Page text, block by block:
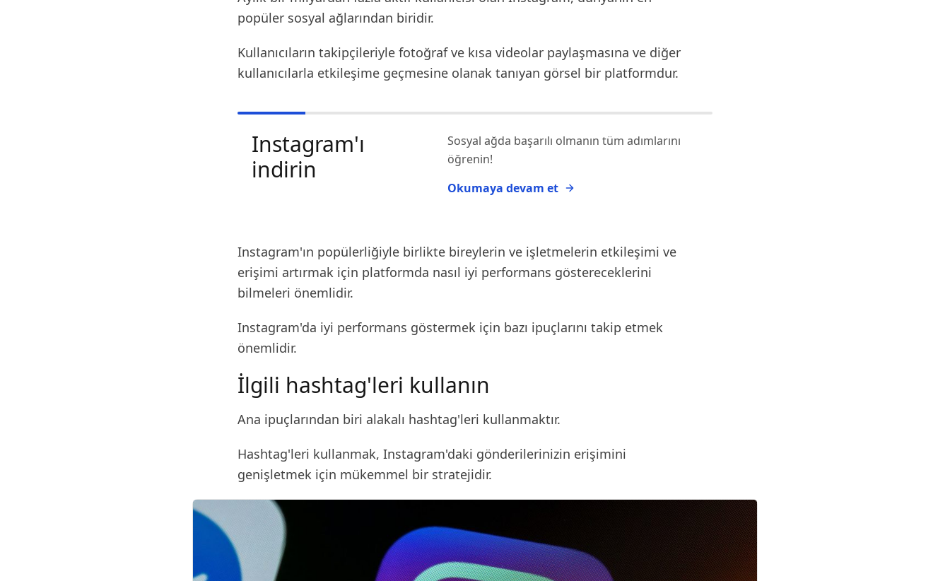
popüler sosyal ağlarından biridir.
Kullanıcıların takipçileriyle fotoğraf ve kısa videolar paylaşmasına ve diğer
kullanıcılarla etkileşime geçmesine olanak tanıyan görsel bir platformdur.
Instagram'ı
indirin
Sosyal ağda başarılı olmanın tüm adımlarını
öğrenin!
Okumaya devam et
Instagram'ın popülerliğiyle birlikte bireylerin ve işletmelerin etkileşimi ve
erişimi artırmak için platformda nasıl iyi performans göstereceklerini
bilmeleri önemlidir.
Instagram'da iyi performans göstermek için bazı ipuçlarını takip etmek
önemlidir.
İlgili hashtag'leri kullanın
Ana ipuçlarından biri alakalı hashtag'leri kullanmaktır.
Hashtag'leri kullanmak, Instagram'daki gönderilerinizin erişimini
genişletmek için mükemmel bir stratejidir.